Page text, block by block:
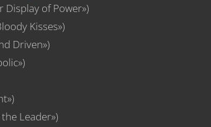
Display of Power»)
Kisses»)
Driven»)
Leader»)